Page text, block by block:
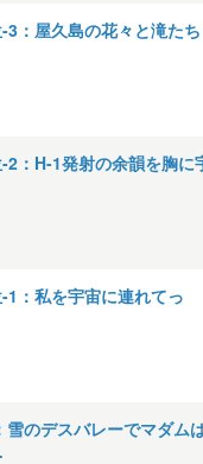
：屋久島の花々と滝たち
：H-1発射の余韻を胸に
：私を宇宙に連れてっ
のデスバレーでマダム